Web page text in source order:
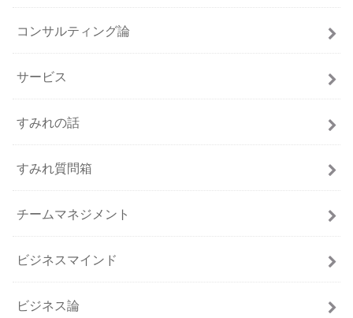
コンサルティング論
サービス
すみれの話
すみれ質問箱
チームマネジメント
ビジネスマインド
ビジネス論